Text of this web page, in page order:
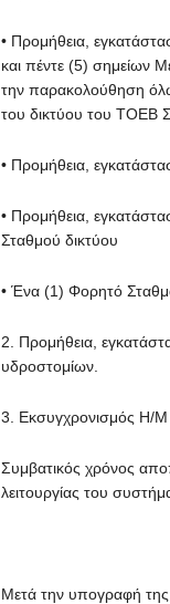
• Προμήθεια,
και πέντε (5) σημείων
την παρακολούθηση
του δικτύου του ΤΟΕΒ
• Προμήθεια,
• Προμήθεια,
Σταθμού δικτύου
• Ένα (1) Φορητό
2. Προμήθεια,
υδροστομίων.
3. Εκσυγχρονισμός Η/Μ
Συμβατικός χρόνος
λειτουργίας του
Μετά την υπογραφή της